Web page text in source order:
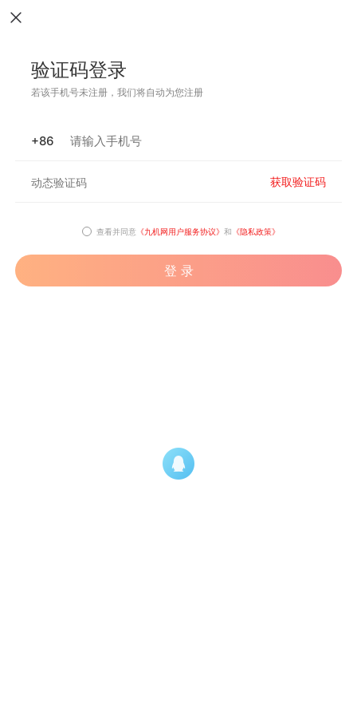
验证码登录
若该手机号未注册，我们将自动为您注册
+86
获取验证码
查看并同意 《九机网用户服务协议》 和 《隐私政策》
登 录